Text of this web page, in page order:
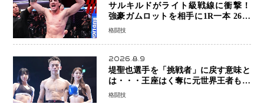
サルキルドがライト級戦線に衝撃！
強豪ガムロットを相手に1R一本 26歳
の豪州の新星が「トップ戦線」へ名乗
格闘技
2026.8.9
堤聖也選手を「挑戦者」に戻す意味と
は・・・王座はく奪に元世界王者も疑
問符 見たいのは井上拓真選手、那須
格闘技